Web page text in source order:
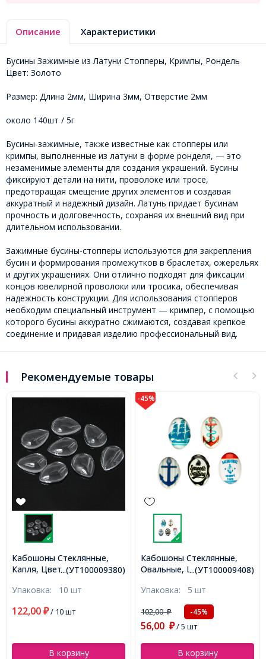
Описание Характеристики
Бусины Зажимные из Латуни Стопперы, Кримпы, Рондель
Цвет: Золото
Размер: Длина 2мм, Ширина 3мм, Отверстие 2мм
около 140шт / 5г
Бусины-зажимные, также известные как стопперы или
кримпы, выполненные из латуни в форме ронделя, — это
незаменимые элементы для создания украшений. Бусины
фиксируют детали на нити, проволоке или тросе,
предотвращая смещение других элементов и создавая
аккуратный и надежный дизайн. Латунь придает бусинам
прочность и долговечность, сохраняя их внешний вид при
длительном использовании.
Зажимные бусины-стопперы используются для закрепления
бусин и формирования промежутков в браслетах, ожерельях
и других украшениях. Они отлично подходят для фиксации
концов ювелирной проволоки или тросика, обеспечивая
надежность конструкции. Для использования стопперов
необходим специальный инструмент — кримпер, с помощью
которого бусины аккуратно сжимаются, создавая крепкое
соединение и придавая изделию профессиональный вид.
Рекомендуемые товары
-45%
...(УТ100009408)
Кабошоны Стеклянные,
Овальные, Цвет: Микс,
Ширина 13мм, Толщина
Упаковка: 5 шт
102,00 ₽ -45%
В корзину
...(УТ100009142)
Кабошоны Стеклянные,
Овальные, Цвет: Микс,
Ширина 13мм, Толщина
4мм, (УТ100009142)
Упаковка:5 шт
114,00 / 5 шт
В корзину